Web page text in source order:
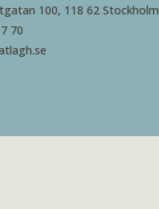
100, 118 62 Stockholm
70